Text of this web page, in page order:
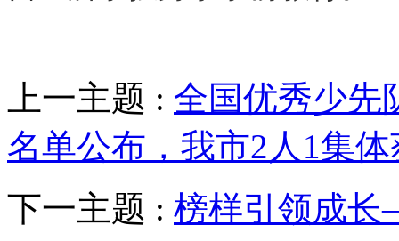
上一主题 : 全国优秀少先
名单公布，我市2人1集
下一主题 : 榜样引领成